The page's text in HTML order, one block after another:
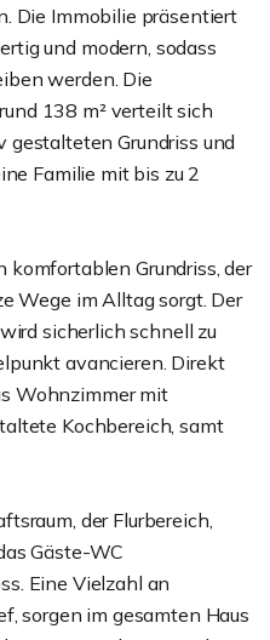
Die Immobilie präsentiert
und modern, sodass
werden. Die
138 m² verteilt sich
Grundriss und
Familie mit bis zu 2
komfortablen Grundriss, der
Wege im Alltag sorgt. Der
sicherlich schnell zu
avancieren. Direkt
Wohnzimmer mit
Kochbereich, samt
der Flurbereich,
Gäste-WC
Eine Vielzahl an
sorgen im gesamten Haus